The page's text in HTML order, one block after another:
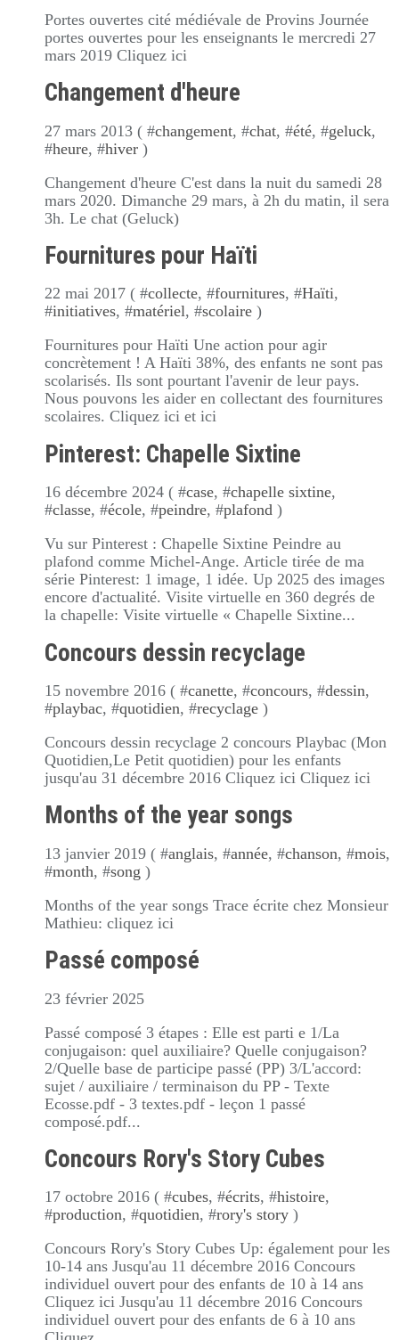
Portes ouvertes cité médiévale de Provins Journée
portes ouvertes pour les enseignants le mercredi 27
mars 2019 Cliquez ici
Changement d'heure
27 mars 2013 ( #changement, #chat, #été, #geluck,
#heure, #hiver )
Changement d'heure C'est dans la nuit du samedi 28
mars 2020. Dimanche 29 mars, à 2h du matin, il sera
3h. Le chat (Geluck)
Fournitures pour Haïti
22 mai 2017 ( #collecte, #fournitures, #Haïti,
#initiatives, #matériel, #scolaire )
Fournitures pour Haïti Une action pour agir
concrètement ! A Haïti 38%, des enfants ne sont pas
scolarisés. Ils sont pourtant l'avenir de leur pays.
Nous pouvons les aider en collectant des fournitures
scolaires. Cliquez ici et ici
Pinterest: Chapelle Sixtine
16 décembre 2024 ( #case, #chapelle sixtine,
#classe, #école, #peindre, #plafond )
Vu sur Pinterest : Chapelle Sixtine Peindre au
plafond comme Michel-Ange. Article tirée de ma
série Pinterest: 1 image, 1 idée. Up 2025 des images
encore d'actualité. Visite virtuelle en 360 degrés de
la chapelle: Visite virtuelle « Chapelle Sixtine...
Concours dessin recyclage
15 novembre 2016 ( #canette, #concours, #dessin,
#playbac, #quotidien, #recyclage )
Concours dessin recyclage 2 concours Playbac (Mon
Quotidien,Le Petit quotidien) pour les enfants
jusqu'au 31 décembre 2016 Cliquez ici Cliquez ici
Months of the year songs
13 janvier 2019 ( #anglais, #année, #chanson, #mois,
#month, #song )
Months of the year songs Trace écrite chez Monsieur
Mathieu: cliquez ici
Passé composé
23 février 2025
Passé composé 3 étapes : Elle est parti e 1/La
conjugaison: quel auxiliaire? Quelle conjugaison?
2/Quelle base de participe passé (PP) 3/L'accord:
sujet / auxiliaire / terminaison du PP - Texte
Ecosse.pdf - 3 textes.pdf - leçon 1 passé
composé.pdf...
Concours Rory's Story Cubes
17 octobre 2016 ( #cubes, #écrits, #histoire,
#production, #quotidien, #rory's story )
Concours Rory's Story Cubes Up: également pour les
10-14 ans Jusqu'au 11 décembre 2016 Concours
individuel ouvert pour des enfants de 10 à 14 ans
Cliquez ici Jusqu'au 11 décembre 2016 Concours
individuel ouvert pour des enfants de 6 à 10 ans